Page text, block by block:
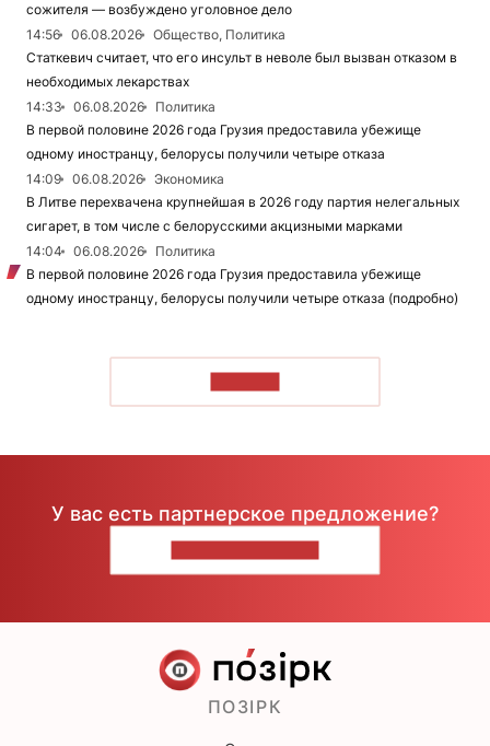
сожителя — возбуждено уголовное дело
14:56
06.08.2026
Общество, Политика
Статкевич считает, что его инсульт в неволе был вызван отказом в
необходимых лекарствах
14:33
06.08.2026
Политика
В первой половине 2026 года Грузия предоставила убежище
одному иностранцу, белорусы получили четыре отказа
14:09
06.08.2026
Экономика
В Литве перехвачена крупнейшая в 2026 году партия нелегальных
сигарет, в том числе с белорусскими акцизными марками
14:04
06.08.2026
Политика
В первой половине 2026 года Грузия предоставила убежище
одному иностранцу, белорусы получили четыре отказа (подробно)
У вас есть партнерское предложение?
ПОЗІРК